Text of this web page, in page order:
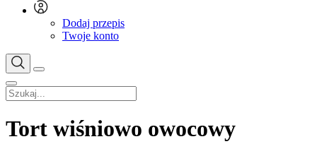
Dodaj przepis
Twoje konto
Tort wiśniowo owocowy